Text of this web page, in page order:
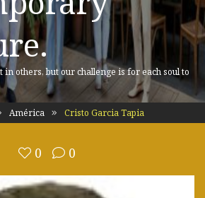
others, but our challenge is for each soul to
América Cristo Garcia Tapia
0 0